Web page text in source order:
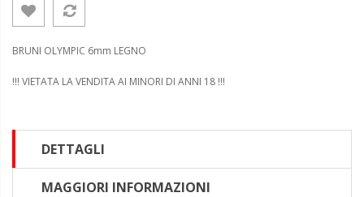
BRUNI OLYMPIC 6mm LEGNO
!!! VIETATA LA VENDITA AI MINORI DI ANNI 18 !!!
DETTAGLI
MAGGIORI INFORMAZIONI